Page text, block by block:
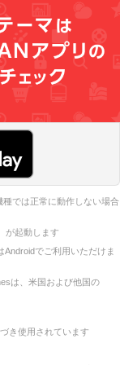
では正常に動作しない場合
が起動します
Androidでご利用いただけま
は、米国および他国の
き使用されています